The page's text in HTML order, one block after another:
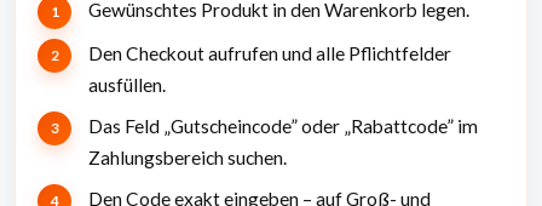
Gewünschtes Produkt in den Warenkorb legen.
Den Checkout aufrufen und alle Pflichtfelder
ausfüllen.
Das Feld „Gutscheincode” oder „Rabattcode” im
Zahlungsbereich suchen.
Den Code exakt eingeben – auf Groß- und